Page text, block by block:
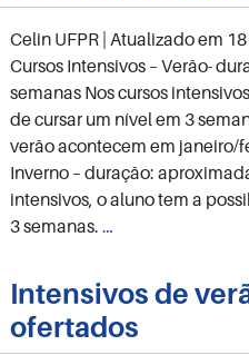
Celin UFPR | Atualizado em
Cursos Intensivos – Verão-
semanas Nos cursos
de cursar um nível em 3
verão acontecem em janeiro/
Inverno – duração:
intensivos, o aluno tem a
3 semanas. …Valores
intensivos
Intensivos de
ofertados